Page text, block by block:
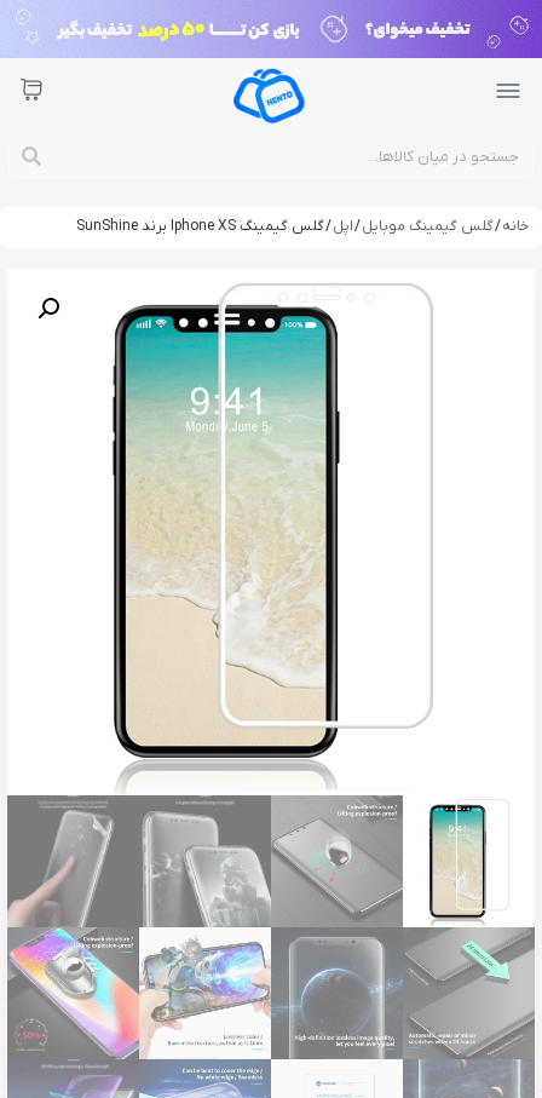
خانه/گلس گیمینگ موبایل/اپل/ گلس گیمینگ Iphone XS برند SunShine